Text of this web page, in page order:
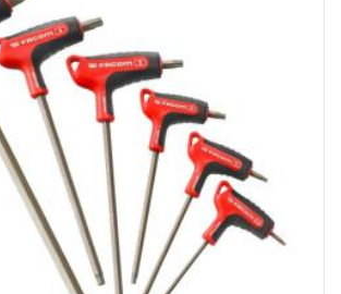
84HGRP. 2,5 - 3 - 4 - 5 - 6 - 8 mm